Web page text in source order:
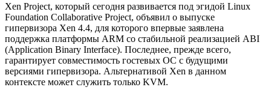
Xen Project, который сегодня развивается под эгидой Linux
Foundation Collaborative Project, объявил о выпуске
гипервизора Xen 4.4, для которого впервые заявлена
поддержка платформы ARM со стабильной реализацией ABI
(Application Binary Interface). Последнее, прежде всего,
гарантирует совместимость гостевых ОС с будущими
версиями гипервизора. Альтернативой Xen в данном
контексте может служить только KVM.